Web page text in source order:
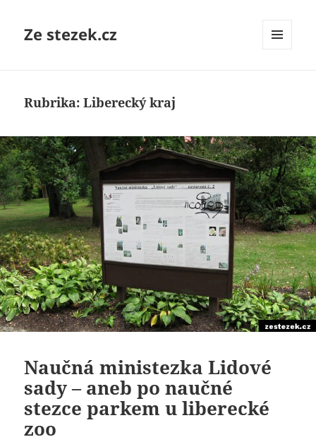
Ze stezek.cz
Rubrika:Liberecký kraj
Naučná ministezka Lidové
sady – aneb po naučné
stezce parkem u liberecké
zoo